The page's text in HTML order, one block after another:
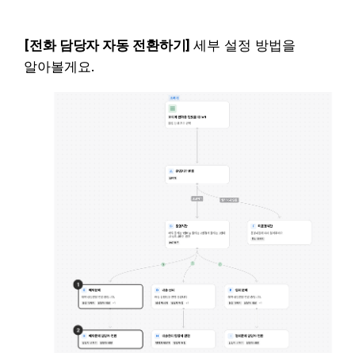
[전화 담당자 자동 전환하기] 세부 설정 방법을
알아볼게요.